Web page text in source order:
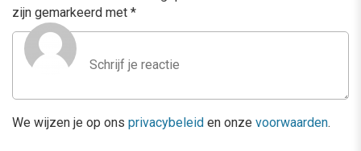
zijn gemarkeerd met *
We wijzen je op ons privacybeleid en onze voorwaarden.